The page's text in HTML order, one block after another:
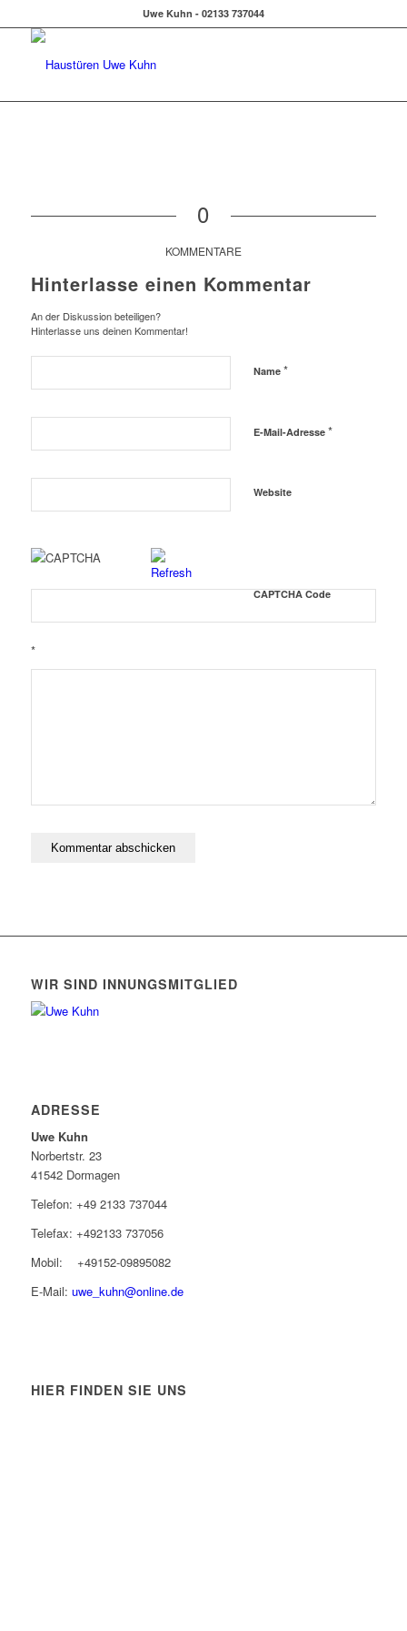
Uwe Kuhn - 02133 737044
0
KOMMENTARE
Hinterlasse einen Kommentar
An der Diskussion beteiligen?
Hinterlasse uns deinen Kommentar!
Name *
E-Mail-Adresse *
Website
CAPTCHA Code
*
WIR SIND INNUNGSMITGLIED
ADRESSE
Uwe Kuhn
Norbertstr. 23
41542 Dormagen
Telefon: +49 2133 737044
Telefax: +492133 737056
Mobil: +49152-09895082
E-Mail: uwe_kuhn@online.de
HIER FINDEN SIE UNS